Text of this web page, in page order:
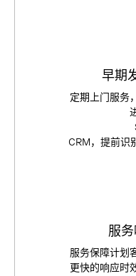
早期
定期 上门服务，
CRM，提前识
服务
服务保障计划
更快的响应时